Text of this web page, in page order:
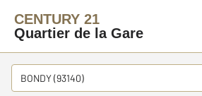
CENTURY 21
Quartier de la Gare
BONDY (93140)